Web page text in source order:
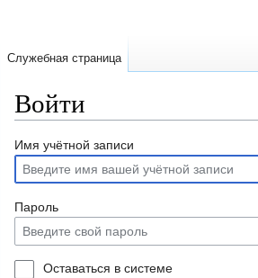
Войти
Имя учётной записи
Пароль
Оставаться в системе
Служебная страница